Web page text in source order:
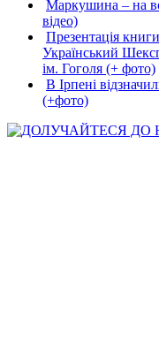
Маркушина – на
відео)
Презентація
Український
ім. Гоголя (+ фото)
В Ірпені
(+фото)